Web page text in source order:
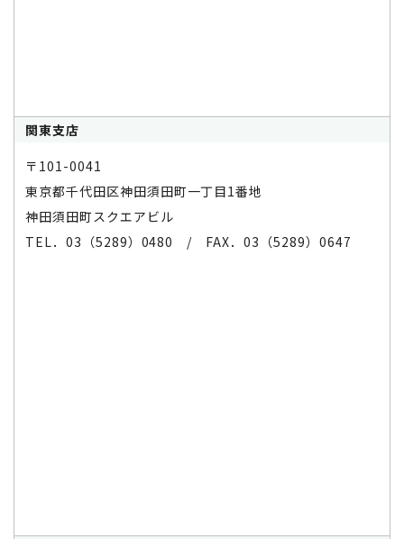
関東支店
〒101-0041
東京都千代田区神田須田町一丁目1番地
神田須田町スクエアビル
TEL．03（5289）0480 / FAX．03（5289）0647